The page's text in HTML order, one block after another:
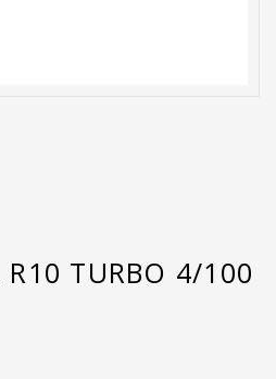
TURBO 4/100